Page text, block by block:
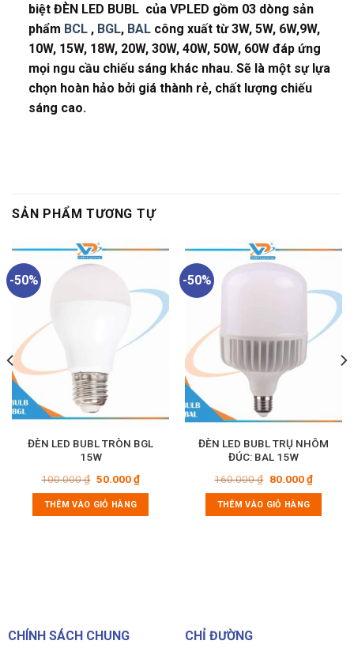
biệt ĐÈN LED BUBL của VPLED gồm 03 dòng sản
phẩm BCL, BGL, BALcông xuất từ 3W, 5W, 6W,9W,
10W, 15W, 18W, 20W, 30W, 40W, 50W, 60W đáp ứng
mọi ngu cầu chiếu sáng khác nhau. Sẽ là một sự lựa
chọn hoàn hảo bởi giá thành rẻ, chất lượng chiếu
sáng cao.
SẢN PHẨM TƯƠNG TỰ
-50%
ĐÈN LED BUBL TRÒN BGL
15W
100.000₫ Giá
là:
100.000 ₫.
50.000₫Giá
hiện
50.000 ₫.
THÊM VÀO GIỎ HÀNG
-50%
ĐÈN LED BUBL TRỤ NHÔM
ĐÚC: BAL 15W
160.000₫ Giá
là:
160.000 ₫.
80.000₫Giá
hiện
80.000
THÊM VÀO GIỎ HÀNG
CHÍNH SÁCH CHUNG CHỈ ĐƯỜNG